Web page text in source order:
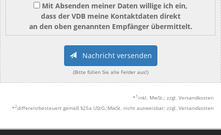
Mit Absenden meiner Daten willige ich ein,
dass der VDB meine Kontaktdaten direkt
an den oben genannten Empfänger übermittelt.
Nachricht versenden
(Bitte füllen Sie alle Felder aus!)
* 1 inkl. MwSt.; zzgl. Versandkosten
*2differenzbesteuert gemäß §25a UStG.;MwSt. nicht ausweisbar; zzgl. Versandkosten